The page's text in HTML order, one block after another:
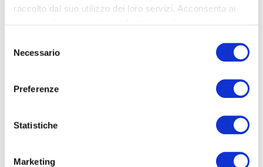
raccolto dal suo utilizzo dei loro servizi. Acconsenta ai
delNecessario
Preferenze
Statistiche
Marketing